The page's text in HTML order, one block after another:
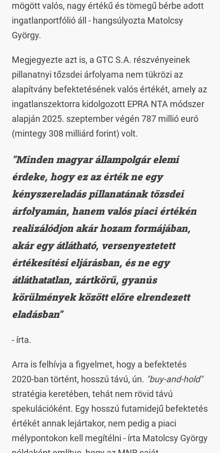
mögött valós, nagy értékű és tömegű bérbe adott
ingatlanportfólió áll - hangsúlyozta Matolcsy
György.
Megjegyezte azt is, a GTC S.A. részvényeinek
pillanatnyi tőzsdei árfolyama nem tükrözi az
alapítvány befektetésének valós értékét, amely az
ingatlanszektorra kidolgozott EPRA NTA módszer
alapján 2025. szeptember végén 787 millió euró
(mintegy 308 milliárd forint) volt.
"Minden magyar állampolgár elemi
érdeke, hogy ez az érték ne egy
kényszereladás pillanatának tőzsdei
árfolyamán, hanem valós piaci értékén
realizálódjon akár hozam formájában,
akár egy átlátható, versenyeztetett
értékesítési eljárásban, és ne egy
átláthatatlan, zártkörű, gyanús
körülmények között előre elrendezett
eladásban"
- írta.
Arra is felhívja a figyelmet, hogy a befektetés
2020-ban történt, hosszú távú, ún. "buy-and-hold"
stratégia keretében, tehát nem rövid távú
spekulációként. Egy hosszú futamidejű befektetés
értékét annak lejártakor, nem pedig a piaci
mélypontokon kell megítélni - írta Matolcsy György